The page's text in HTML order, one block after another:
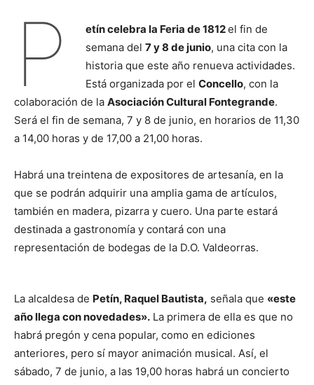
P etín celebra la Feria de 1812el fin de
semana del 7 y 8 de junio, una cita con la
historia que este año renueva actividades.
Está organizada por el Concello, con la
colaboración de la Asociación Cultural Fontegrande.
Será el fin de semana, 7 y 8 de junio, en horarios de 11,30
a 14,00 horas y de 17,00 a 21,00 horas.
Habrá una treintena de expositores de artesanía, en la
que se podrán adquirir una amplia gama de artículos,
también en madera, pizarra y cuero. Una parte estará
destinada a gastronomía y contará con una
representación de bodegas de la D.O. Valdeorras.
La alcaldesa de Petín, Raquel Bautista, señala que «este
año llega con novedades». La primera de ella es que no
habrá pregón y cena popular, como en ediciones
anteriores, pero sí mayor animación musical. Así, el
sábado, 7 de junio, a las 19,00 horas habrá un concierto